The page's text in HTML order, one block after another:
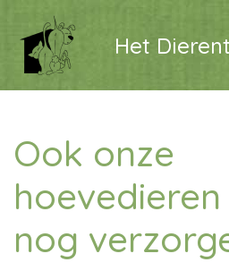
Het
Ook onze
nog